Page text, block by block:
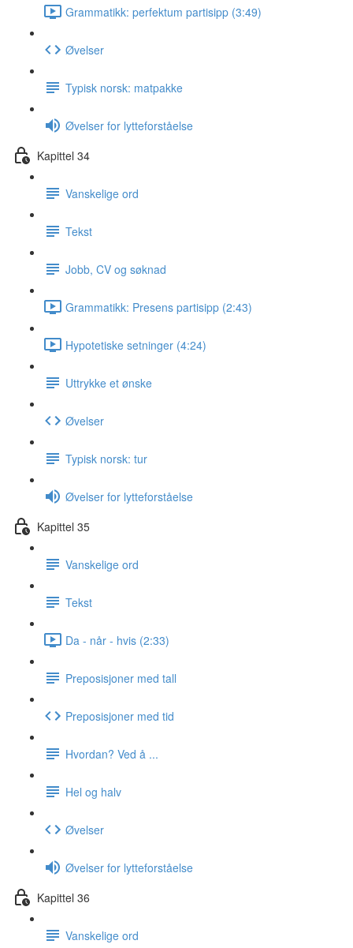
Grammatikk: perfektum partisipp (3:49)
Øvelser
Typisk norsk: matpakke
Øvelser for lytteforståelse
Kapittel 34
Vanskelige ord
Tekst
Jobb, CV og søknad
Grammatikk: Presens partisipp (2:43)
Hypotetiske setninger (4:24)
Uttrykke et ønske
Øvelser
Typisk norsk: tur
Øvelser for lytteforståelse
Kapittel 35
Vanskelige ord
Tekst
Da - når - hvis (2:33)
Preposisjoner med tall
Preposisjoner med tid
Hvordan? Ved å ...
Hel og halv
Øvelser
Øvelser for lytteforståelse
Kapittel 36
Vanskelige ord